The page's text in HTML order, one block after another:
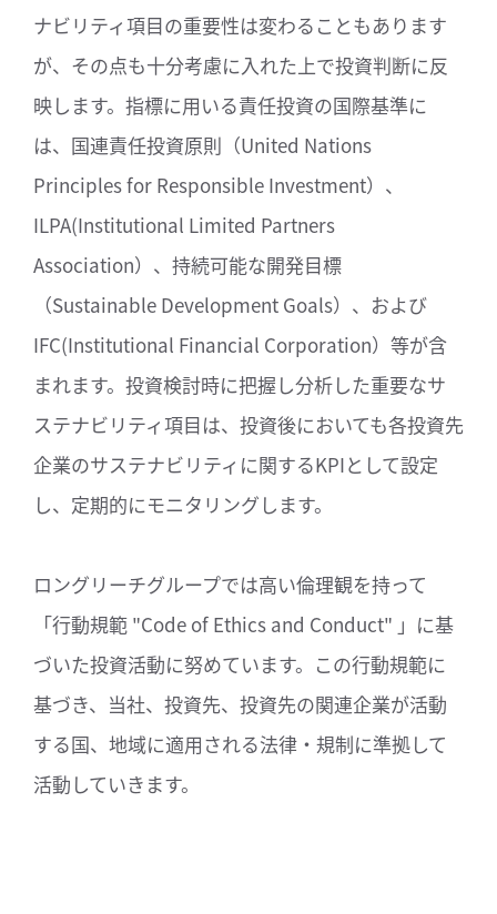
ナビリティ項目の重要性は変わることもあります
が、その点も十分考慮に入れた上で投資判断に反
映します。指標に用いる責任投資の国際基準に
は、国連責任投資原則（United Nations
Principles for Responsible Investment）、
ILPA(Institutional Limited Partners
Association）、持続可能な開発目標
（Sustainable Development Goals）、および
IFC(Institutional Financial Corporation）等が含
まれます。投資検討時に把握し分析した重要なサ
ステナビリティ項目は、投資後においても各投資先
企業のサステナビリティに関するKPIとして設定
し、定期的にモニタリングします。
ロングリーチグループでは高い倫理観を持って
「行動規範 "Code of Ethics and Conduct" 」に基
づいた投資活動に努めています。この行動規範に
基づき、当社、投資先、投資先の関連企業が活動
する国、地域に適用される法律・規制に準拠して
活動していきます。